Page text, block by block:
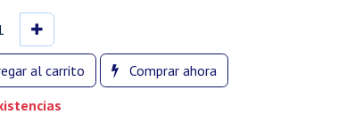
al carrito
Comprar ahora